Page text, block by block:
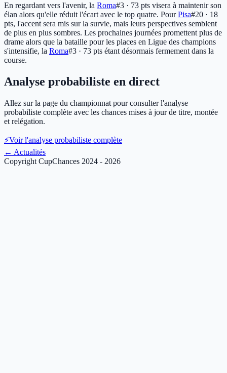
En regardant vers l'avenir, la Roma#3 · 73 pts visera à maintenir son
élan alors qu'elle réduit l'écart avec le top quatre. PourPisa#20 · 18
pts, l'accent sera mis sur la survie, mais leurs perspectives semblent
de plus en plus sombres. Les prochaines journées promettent plus de
drame alors que la bataille pour les places en Ligue des champions
s'intensifie, la Roma#3 · 73 pts étant désormais fermement dans la
course.
Analyse probabiliste en direct
Allez sur la page du championnat pour consulter l'analyse
probabiliste complète avec les chances mises à jour de titre, montée
et relégation.
⚡Voir l'analyse probabiliste complète
← Actualités
Copyright CupChances 2024 - 2026